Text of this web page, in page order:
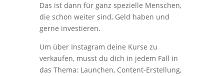
Das ist dann für ganz spezielle Menschen,
die schon weiter sind, Geld haben und
gerne investieren.
Um über Instagram deine Kurse zu
verkaufen, musst du dich in jedem Fall in
das Thema: Launchen, Content-Erstellung,